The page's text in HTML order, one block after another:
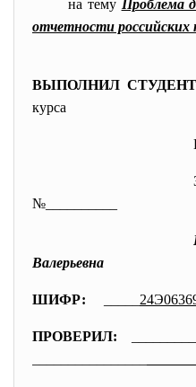
на тему Проблема
отчетности российских
ВЫПОЛНИЛ
курса
№__________
Валерьевна
ШИФР:
ПРОВЕРИЛ: